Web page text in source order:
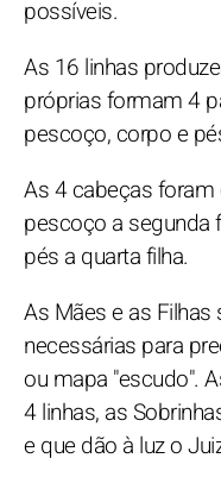
possíveis.
As 16 linhas
próprias formam 4
pescoço, corpo e
As 4 cabeças foram
pescoço a segunda
pés a quarta filha.
As Mães e as
necessárias para
ou mapa "escudo".
4 linhas, as
e que dão à luz o